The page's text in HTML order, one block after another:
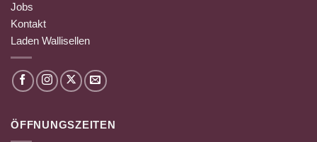
Jobs
Kontakt
Laden Wallisellen
ÖFFNUNGSZEITEN